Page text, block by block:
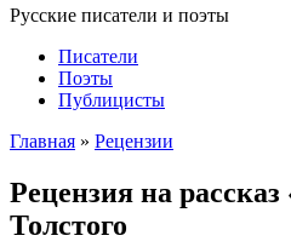
Русские писатели и поэты
Писатели
Поэты
Публицисты
Главная » Рецензии
Рецензия на
Толстого